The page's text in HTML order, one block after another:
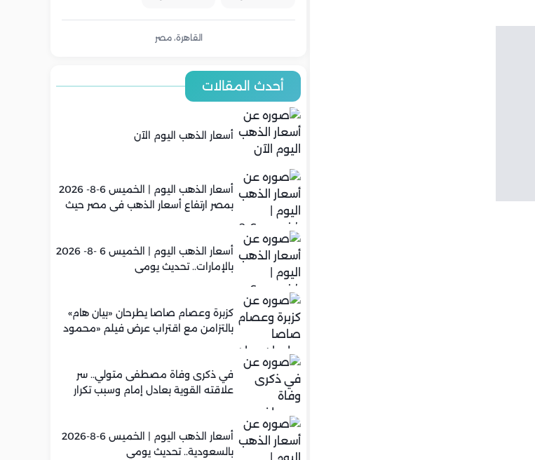
القاهرة، مصر
أحدث المقالات
أسعار الذهب اليوم الآن
أسعار الذهب اليوم | الخميس 6-8- 2026
بمصر ارتفاع أسعار الذهب في مصر حيث
أسعار الذهب اليوم | الخميس 6 -8- 2026
بالإمارات.. تحديث يومي
كزبرة وعصام صاصا يطرحان «بيان هام»
بالتزامن مع اقتراب عرض فيلم «محمود
في ذكرى وفاة مصطفى متولي.. سر
علاقته القوية بعادل إمام وسبب تكرار
أسعار الذهب اليوم | الخميس 6-8-2026
بالسعودية.. تحديث يومي